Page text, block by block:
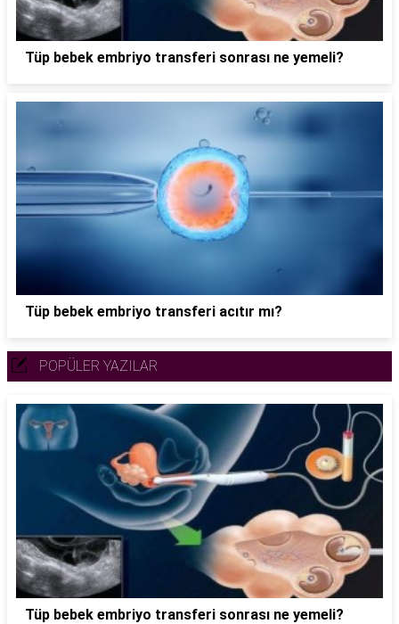
Tüp bebek embriyo transferi sonrası ne yemeli?
Tüp bebek embriyo transferi acıtır mı?
POPÜLER YAZILAR
Tüp bebek embriyo transferi sonrası ne yemeli?